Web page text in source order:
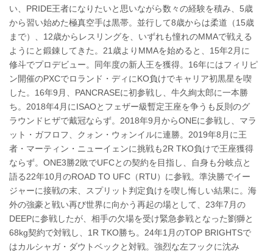
い、PRIDE王者になりたいと思いながら数々の経験を積み、5歳
から習い始めた極真空手は黒帯。並行して8歳からは柔道（15歳
まで）、12歳からレスリングを、いずれも憧れのMMAで戦える
ようにと鍛錬してきた。21歳よりMMAを始めると、15年2月に
修斗でプロデビュー。同年度の新人王を獲得。16年にはフィリピ
ン開催のPXCでロランド・ディにKO負けでキャリア初黒星を喫
した。16年9月、PANCRASEに初参戦し、牛久絢太郎に一本勝
ち。2018年4月にISAOとフェザー級暫定王座を争うも反則のグ
ラウンドヒザで戴冠ならず。2018年9月からONEに参戦し、マラ
ット・ガフロフ、クォン・ウォンイルに連勝。2019年8月に王
者・マーティン・ニューイェンに挑戦も2R TKO負けで王座獲得
ならず。ONE3勝2敗でUFCとの契約を目指し、自身も分岐点と
語る22年10月のROAD TO UFC（RTU）に参戦。準決勝でイー
ジャーに接戦の末、スプリット判定負けを喫し悔しい結果に。海
外の強豪と戦い再び世界に向かう再起の場として、23年7月の
DEEPに参戦したが、相手の欠場を受け緊急参戦となった劉獅と
68kg契約で対戦し、1R TKO勝ち。24年1月のTOP BRIGHTSで
はカルシャガ・ダウトベックと対戦。強烈な左フックに沈み